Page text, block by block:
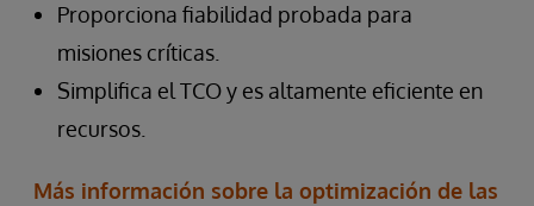
Proporciona fiabilidad probada para
misiones críticas.
Simplifica el TCO y es altamente eficiente en
recursos.
Más información sobre la optimización de las